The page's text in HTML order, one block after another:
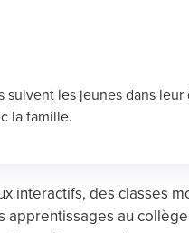
les jeunes dans
la famille.
interactifs, des classes
au